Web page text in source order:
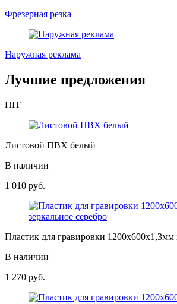
Фрезерная резка
Наружная реклама
Лучшие предложения
HIT
Листовой ПВХ белый
В наличии
1 010 руб.
Пластик для гравировки 1200х600х1,3мм
В наличии
1 270 руб.